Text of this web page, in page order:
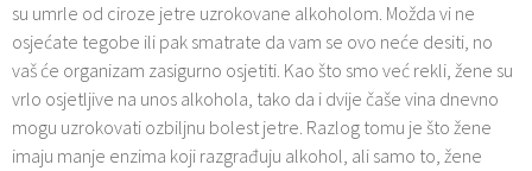
su umrle od ciroze jetre uzrokovane alkoholom. Možda vi ne
osjećate tegobe ili pak smatrate da vam se ovo neće desiti, no
vaš će organizam zasigurno osjetiti. Kao što smo već rekli, žene su
vrlo osjetljive na unos alkohola, tako da i dvije čaše vina dnevno
mogu uzrokovati ozbiljnu bolest jetre. Razlog tomu je što žene
imaju manje enzima koji razgrađuju alkohol, ali samo to, žene